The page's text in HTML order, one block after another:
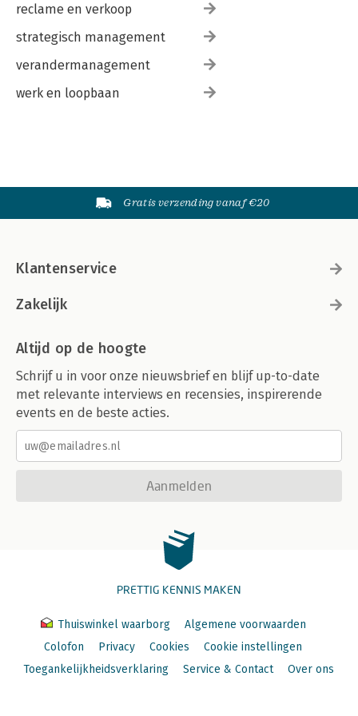
reclame en verkoop
strategisch management
verandermanagement
werk en loopbaan
Gratis verzending vanaf €20
Klantenservice
Zakelijk
Altijd op de hoogte
Schrijf u in voor onze nieuwsbrief en blijf up-to-date
met relevante interviews en recensies, inspirerende
events en de beste acties.
Aanmelden
PRETTIG KENNIS MAKEN
Thuiswinkel waarborg
Algemene voorwaarden
Colofon
Privacy Cookies
Cookie instellingen
Toegankelijkheidsverklaring
Service & Contact Over ons